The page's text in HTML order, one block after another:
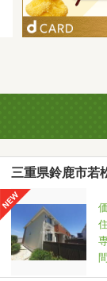
三重県鈴鹿市若